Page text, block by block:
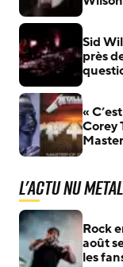
Sid
près
«
Corey
L'actu Nu Metal
Rock
août
les